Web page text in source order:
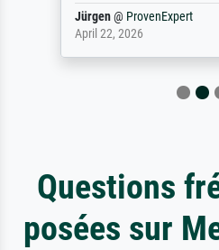
Jürgen@ ProvenExpert
April 22, 2026
Questions
posées sur